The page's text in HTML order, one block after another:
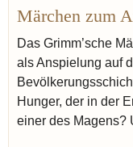
Märchen zum
Das Grimm’sche
als Anspielung auf
Hunger, der in der
einer des